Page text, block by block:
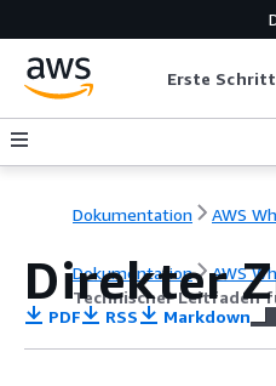
Erste
Dokumentation AWS
Dokumentation
AWS
Technischer Leitfaden
Direkter
PDF RSS Markdown